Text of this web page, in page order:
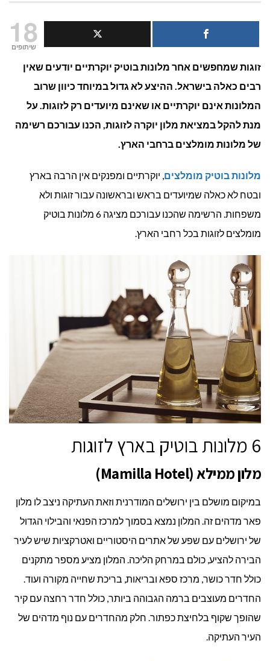
מלונות
בוטיק
18
שיתופים
זוגות שמחפשים אחר מלונות בוטיק יוקרתיים יודעים שאין
רבים כאלה בישראל. ההיצע לא גדול במיוחד כיוון שרוב
המלונות אינם יוקרתיים או שאינם מיועדים רק לזוגות. על
מנת להקל במציאת מלון יוקרה לזוגות, הכנו עבורכם רשימה
של מלונות מומלצים ברחבי הארץ.
מלונות בוטיק מומלצים, יוקרתיים ומפנקים אין הרבה בארץ
ובטח לא כאלה שמיועדים בראש ובראשונה עבור זוגות ולא
משפחות. הרשימה שהכנו עבורכם מציגה 6 מלונות בוטיק
מומלצים לזוגות בכל רחבי הארץ.
6 מלונות בוטיק בארץ לזוגות
מלון ממילא (Mamilla Hotel)
במיקום מושלם בין ירושלים המודרנית וזאת העתיקה ניצב לו מלון
פאר מדהים זה. המלון נמצא בסמוך למרכז הפנאי והבילוי הגדול
של ירושלים עם שפע של אתרים היסטוריים ואטרקציות שיש לעיר
הבירה להציע, כולם במרחק הליכה. המלון מציע מספר מתקנים
כולל חדר כושר, מרכז ספא ובריאות, בריכת שחייה מקורה ועוד.
החדרים מעוצבים ברמה הגבוהה ביותר, כולל חדר רחצה עם קיר
שהופך שקוף בלחיצת כפתור. חלק מהחדרים עם נוף מדהים של
העיר העתיקה.